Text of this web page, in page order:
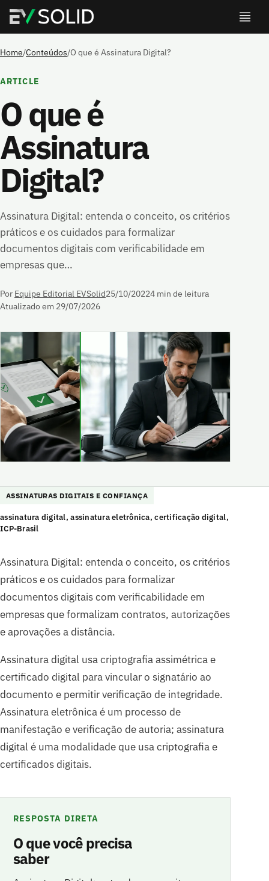
Home/Conteúdos/O que é Assinatura Digital?
ARTICLE
O que é
Assinatura
Digital?
Assinatura Digital: entenda o conceito, os critérios
práticos e os cuidados para formalizar
documentos digitais com verificabilidade em
empresas que…
Por Equipe Editorial EVSolid25/10/20224 min de leitura
Atualizado em 29/07/2026
ASSINATURAS DIGITAIS E CONFIANÇA
assinatura digital, assinatura eletrônica, certificação digital,
ICP-Brasil
Assinatura Digital: entenda o conceito, os critérios
práticos e os cuidados para formalizar
documentos digitais com verificabilidade em
empresas que formalizam contratos, autorizações
e aprovações a distância.
Assinatura digital usa criptografia assimétrica e
certificado digital para vincular o signatário ao
documento e permitir verificação de integridade.
Assinatura eletrônica é um processo de
manifestação e verificação de autoria; assinatura
digital é uma modalidade que usa criptografia e
certificados digitais.
RESPOSTA DIRETA
O que você precisa
saber